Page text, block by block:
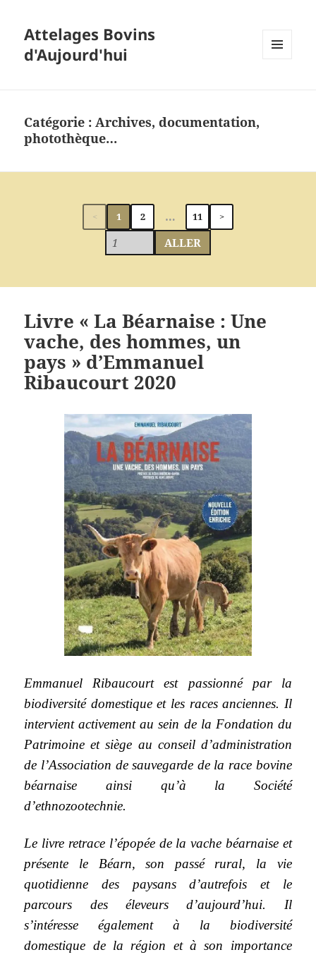
Attelages Bovins
d'Aujourd'hui
Catégorie :Archives, documentation,
photothèque…
< 1 2 … 11 >
ALLER
Livre « La Béarnaise : Une
vache, des hommes, un
pays » d’Emmanuel
Ribaucourt 2020
Emmanuel Ribaucourt est passionné par la
biodiversité domestique et les races anciennes. Il
intervient activement au sein de la Fondation du
Patrimoine et siège au conseil d’administration
de l’Association de sauvegarde de la race bovine
béarnaise ainsi qu’à la Société
d’ethnozootechnie.
Le livre retrace l’épopée de la vache béarnaise et
présente le Béarn, son passé rural, la vie
quotidienne des paysans d’autrefois et le
parcours des éleveurs d’aujourd’hui. Il
s’intéresse également à la biodiversité
domestique de la région et à son importance